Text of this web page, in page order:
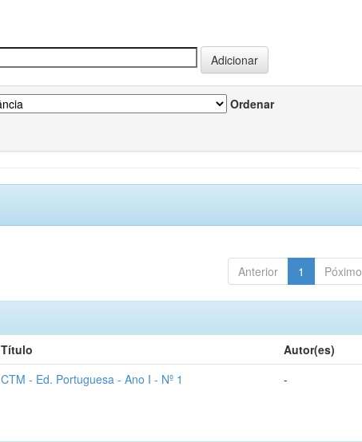
Ordenar
Anterior 1 Póximo
Título
Autor(es)
CTM - Ed. Portuguesa - Ano I - Nº 1 -